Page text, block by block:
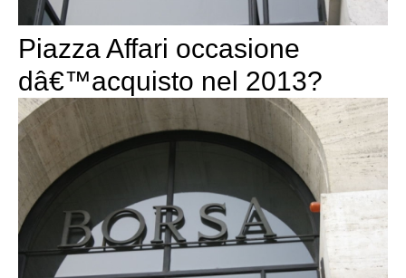
Piazza Affari occasione
dâ€™acquisto nel 2013?